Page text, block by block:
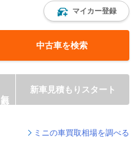
マイカー登録
中古車を検索
新車見積もりスタート
ミニの車買取相場を調べる